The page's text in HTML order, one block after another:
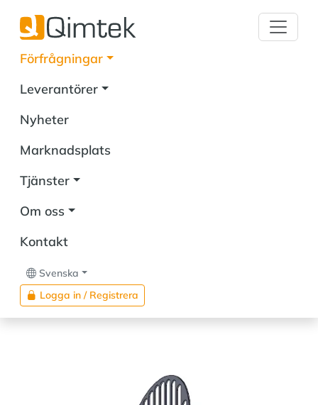
Förfrågningar
Leverantörer
Nyheter
Marknadsplats
Tjänster
Om oss
Kontakt
Svenska
Logga in / Registrera